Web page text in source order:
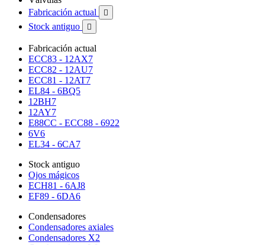
Fabricación actual

Stock antiguo 
Fabricación actual
ECC83 - 12AX7
ECC82 - 12AU7
ECC81 - 12AT7
EL84 - 6BQ5
12BH7
12AY7
E88CC - ECC88 - 6922
6V6
EL34 - 6CA7
Stock antiguo
Ojos mágicos
ECH81 - 6AJ8
EF89 - 6DA6
Condensadores
Condensadores axiales
Condensadores X2